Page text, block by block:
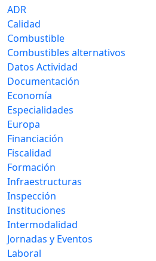
ADR
Calidad
Combustible
Combustibles alternativos
Datos Actividad
Documentación
Economía
Especialidades
Europa
Financiación
Fiscalidad
Formación
Infraestructuras
Inspección
Instituciones
Intermodalidad
Jornadas y Eventos
Laboral